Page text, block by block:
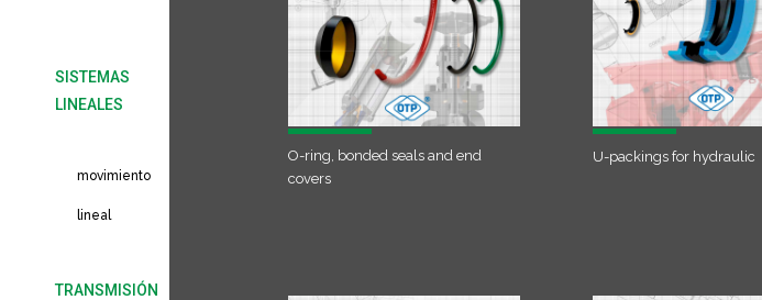
SISTEMAS
LINEALES
movimiento
lineal
TRANSMISIÓN
O-ring, bonded seals and end
covers
U-packings for hydraulic